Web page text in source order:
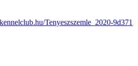
Tenyeszszemle_2020-9d371